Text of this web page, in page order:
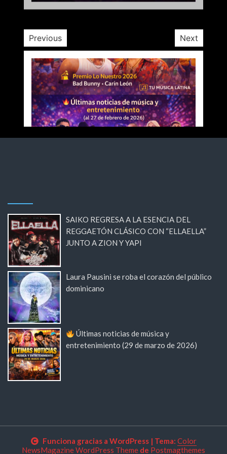
2 meses
Previous Next
SAIKO REGRESA A LA ESENCIA DEL
REGGAETÓN CLÁSICO CON “ELLAELLA”
JUNTO A ZION Y YAPI
Laura Pausini se roba el corazón del público
dominicano
Últimas noticias de música y
entretenimiento (29 de marzo de 2026)
Funciona gracias a WordPress | Tema: Color
NewsMagazine WordPress Theme de Postmagthemes